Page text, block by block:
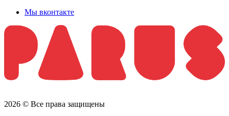
Мы вконтакте
2026 © Все права защищены